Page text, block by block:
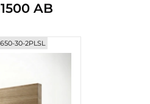
AB
30-2PLSL